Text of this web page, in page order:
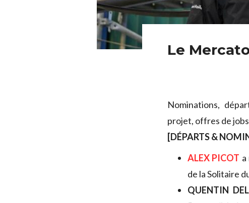
Le
Nominations,
projet, offres de
[DÉPARTS &
ALEX PICOT
de la Solitaire
QUENTIN